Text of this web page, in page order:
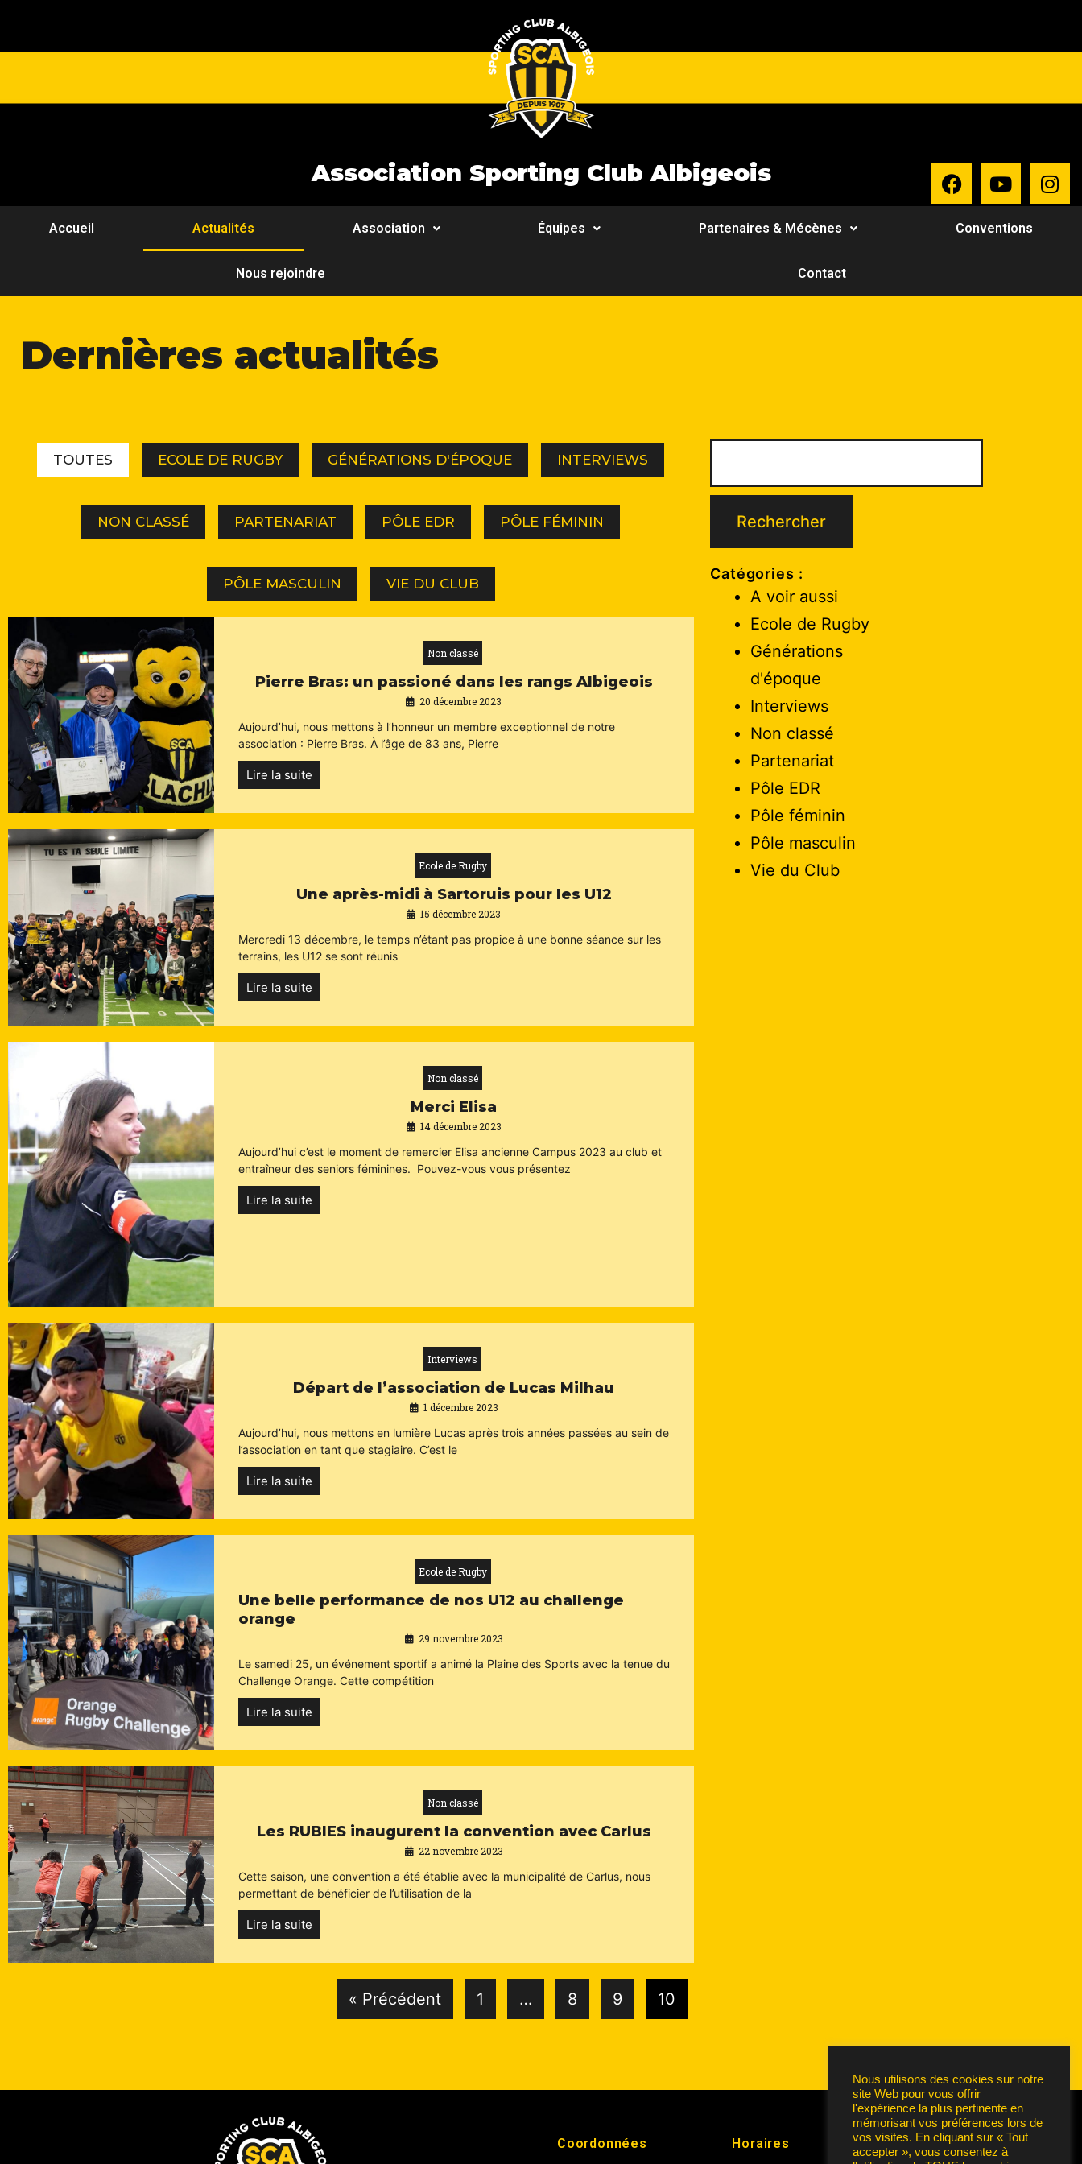
Association Sporting Club Albigeois
Accueil Actualités Association Équipes Partenaires & Mécènes Conventions
Nous rejoindre Contact
Dernières actualités
TOUTES ECOLE DE RUGBY GÉNÉRATIONS D'ÉPOQUE INTERVIEWS
NON CLASSÉ PARTENARIAT PÔLE EDR PÔLE FÉMININ
PÔLE MASCULIN VIE DU CLUB
Non classé
Pierre Bras: un passioné dans les rangs Albigeois
20 décembre 2023
Aujourd’hui, nous mettons à l’honneur un membre exceptionnel de notre
association : Pierre Bras. À l’âge de 83 ans, Pierre
Lire la suite
Ecole de Rugby
Une après-midi à Sartoruis pour les U12
15 décembre 2023
Mercredi 13 décembre, le temps n’étant pas propice à une bonne séance sur les
terrains, les U12 se sont réunis
Lire la suite
Non classé
Merci Elisa
14 décembre 2023
Aujourd’hui c’est le moment de remercier Elisa ancienne Campus 2023 au club et
entraîneur des seniors féminines. Pouvez-vous vous présentez
Lire la suite
Interviews
Départ de l’association de Lucas Milhau
1 décembre 2023
Aujourd’hui, nous mettons en lumière Lucas après trois années passées au sein de
l’association en tant que stagiaire. C’est le
Lire la suite
Ecole de Rugby
Une belle performance de nos U12 au challenge
orange
29 novembre 2023
Le samedi 25, un événement sportif a animé la Plaine des Sports avec la tenue du
Challenge Orange. Cette compétition
Lire la suite
Non classé
Les RUBIES inaugurent la convention avec Carlus
22 novembre 2023
Cette saison, une convention a été établie avec la municipalité de Carlus, nous
permettant de bénéficier de l’utilisation de la
Lire la suite
« Précédent 1 … 8 9 10
Catégories :
A voir aussi
Ecole de Rugby
Générations
d'époque
Interviews
Non classé
Partenariat
Pôle EDR
Pôle féminin
Pôle masculin
Vie du Club
Coordonnées Horaires
Nous utilisons des cookies sur notre
site Web pour vous offrir
l'expérience la plus pertinente en
mémorisant vos préférences lors de
vos visites. En cliquant sur « Tout
accepter », vous consentez à